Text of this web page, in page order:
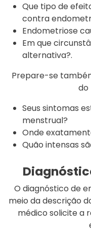
Que tipo de
contra
Endometriose
Em que
alternativa?.
Prepare-se
do
Seus sintomas
menstrual?
Onde
Quão intensas
O diagnóstico de
meio da descrição
médico solicite a